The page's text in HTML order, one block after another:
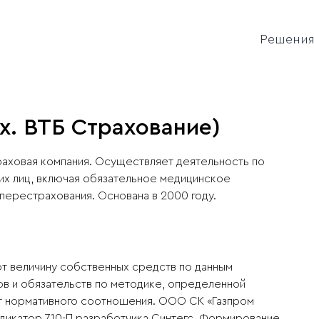
Решения
ВТБ Страхование)
компания. Осуществляет деятельность по
лиц, включая обязательное медицинское
Основана в 2000 году.
величину собственных средств по данным
и обязательств по методике, определенной
соотношения. ООО СК «Газпром